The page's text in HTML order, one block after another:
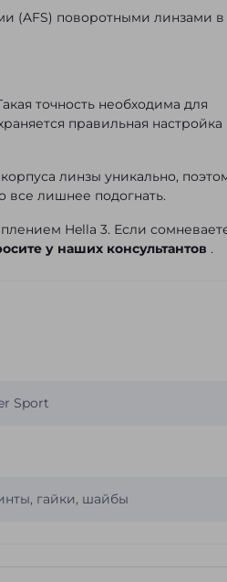
(AFS) поворотными линзами
точность необходима для
правильная настройка
линзы уникально,
все лишнее подогнать.
Hella 3. Если
у наших консультантов .
Sport
гайки, шайбы